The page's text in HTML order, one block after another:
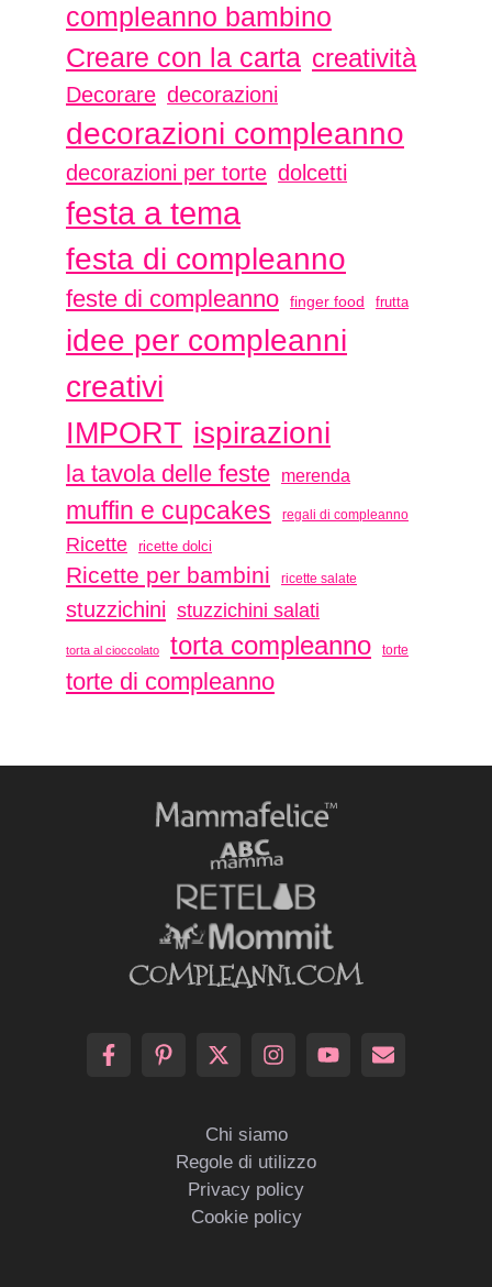
compleanno bambino
Creare con la carta creatività
Decorare decorazioni
decorazioni compleanno
decorazioni per torte dolcetti
festa a tema
festa di compleanno
feste di compleanno finger food frutta
idee per compleanni
creativi
IMPORT ispirazioni
la tavola delle feste merenda
muffin e cupcakes regali di compleanno
Ricette ricette dolci
Ricette per bambini ricette salate
stuzzichini stuzzichini salati
torta al cioccolato torta compleanno torte
torte di compleanno
Chi siamo
Regole di utilizzo
Privacy policy
Cookie policy